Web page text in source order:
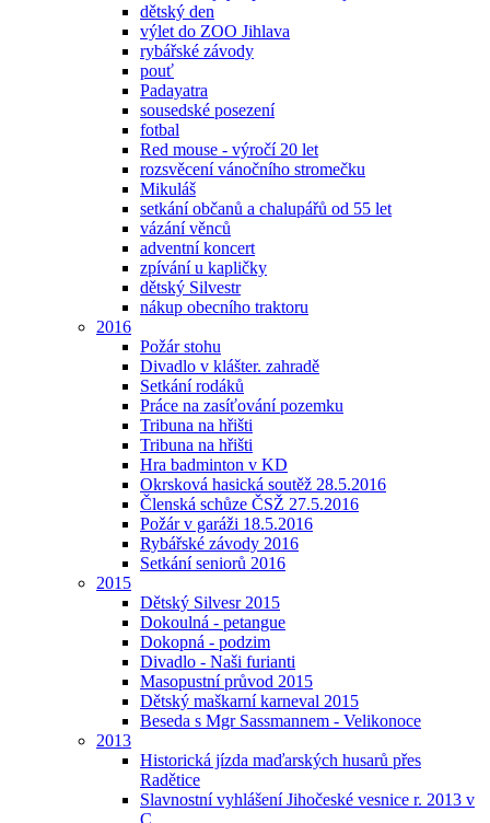
dětský den
výlet do ZOO Jihlava
rybářské závody
pouť
Padayatra
sousedské posezení
fotbal
Red mouse - výročí 20 let
rozsvěcení vánočního stromečku
Mikuláš
setkání občanů a chalupářů od 55 let
vázání věnců
adventní koncert
zpívání u kapličky
dětský Silvestr
nákup obecního traktoru
2016
Požár stohu
Divadlo v klášter. zahradě
Setkání rodáků
Práce na zasíťování pozemku
Tribuna na hřišti
Tribuna na hřišti
Hra badminton v KD
Okrsková hasická soutěž 28.5.2016
Členská schůze ČSŽ 27.5.2016
Požár v garáži 18.5.2016
Rybářské závody 2016
Setkání seniorů 2016
2015
Dětský Silvesr 2015
Dokoulná - petangue
Dokopná - podzim
Divadlo - Naši furianti
Masopustní průvod 2015
Dětský maškarní karneval 2015
Beseda s Mgr Sassmannem - Velikonoce
2013
Historická jízda maďarských husarů přes
Radětice
Slavnostní vyhlášení Jihočeské vesnice r. 2013 v
C